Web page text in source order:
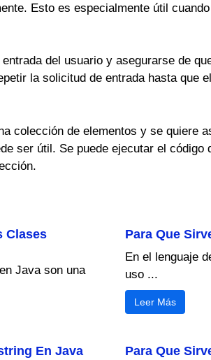
Esto es especialmente útil
del usuario y asegurarse de
la solicitud de entrada hasta que
colección de elementos y se quiere
ser útil. Se puede ejecutar el código
Clases
Java son una
Para Que
En el lenguaje
uso ...
Leer Más
En Java Para Que